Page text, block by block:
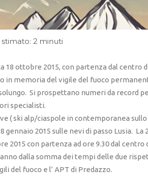
2 minuti
18 ottobre 2015, con partenza dal centro
in memoria del vigile del fuoco
Si prospettano numeri da record
specialisti.
( ski alp/ciaspole in contemporanea
gennaio 2015 sulle nevi di passo Lusia.
2015 con partenza ad ore 9.30 dal
dalla somma dei tempi delle due
del fuoco e l’ APT di Predazzo.